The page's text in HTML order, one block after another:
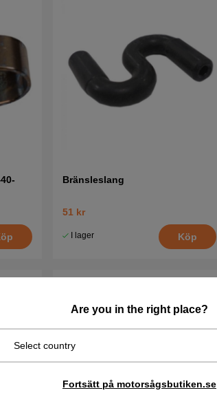
Are you in the right place?
Select country
Fortsätt på motorsågsbutiken.se
Bränsleslang
51 kr
I lager Köp